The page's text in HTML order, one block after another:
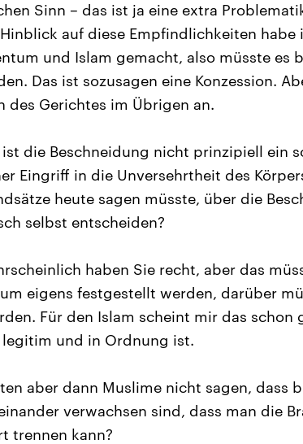
Sinn – das ist ja eine extra
auf diese Empfindlichkeiten habe
und Islam gemacht, also müsste es
Das ist sozusagen eine Konzession.
des Gerichtes im Übrigen an.
ist die Beschneidung nicht prinzipiell ein
Eingriff in die Unversehrtheit des
heute sagen müsste, über die
selbst entscheiden?
haben Sie recht, aber das
eigens festgestellt werden, darüber
Für den Islam scheint mir das schon
und in Ordnung ist.
aber dann Muslime nicht sagen, dass
verwachsen sind, dass man die
trennen kann?